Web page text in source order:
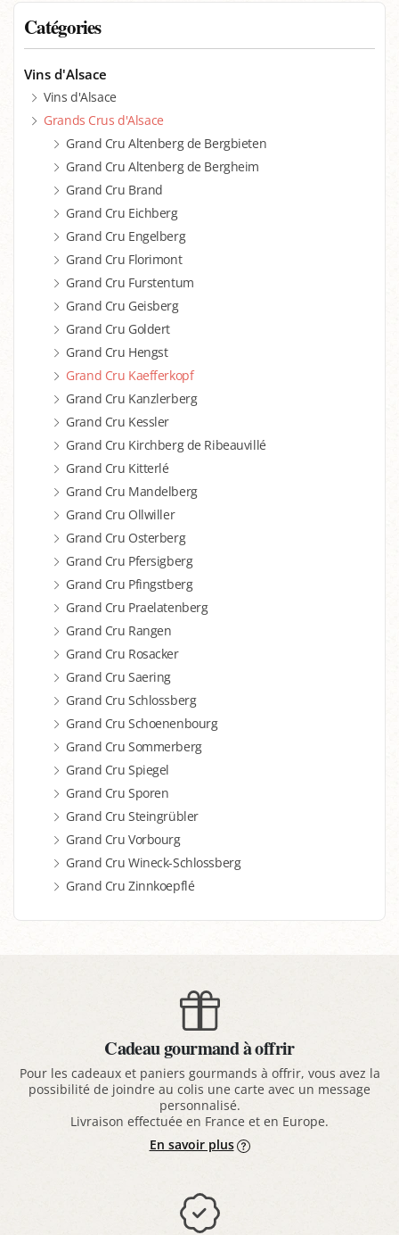
Catégories
Vins d'Alsace
Vins d'Alsace
Grands Crus d'Alsace
Grand Cru Altenberg de Bergbieten
Grand Cru Altenberg de Bergheim
Grand Cru Brand
Grand Cru Eichberg
Grand Cru Engelberg
Grand Cru Florimont
Grand Cru Furstentum
Grand Cru Geisberg
Grand Cru Goldert
Grand Cru Hengst
Grand Cru Kaefferkopf
Grand Cru Kanzlerberg
Grand Cru Kessler
Grand Cru Kirchberg de Ribeauvillé
Grand Cru Kitterlé
Grand Cru Mandelberg
Grand Cru Ollwiller
Grand Cru Osterberg
Grand Cru Pfersigberg
Grand Cru Pfingstberg
Grand Cru Praelatenberg
Grand Cru Rangen
Grand Cru Rosacker
Grand Cru Saering
Grand Cru Schlossberg
Grand Cru Schoenenbourg
Grand Cru Sommerberg
Grand Cru Spiegel
Grand Cru Sporen
Grand Cru Steingrübler
Grand Cru Vorbourg
Grand Cru Wineck-Schlossberg
Grand Cru Zinnkoepflé
Cadeau gourmand à offrir
Pour les cadeaux et paniers gourmands à offrir, vous avez la
possibilité de joindre au colis une carte avec un message
personnalisé.
Livraison effectuée en France et en Europe.
En savoir plus